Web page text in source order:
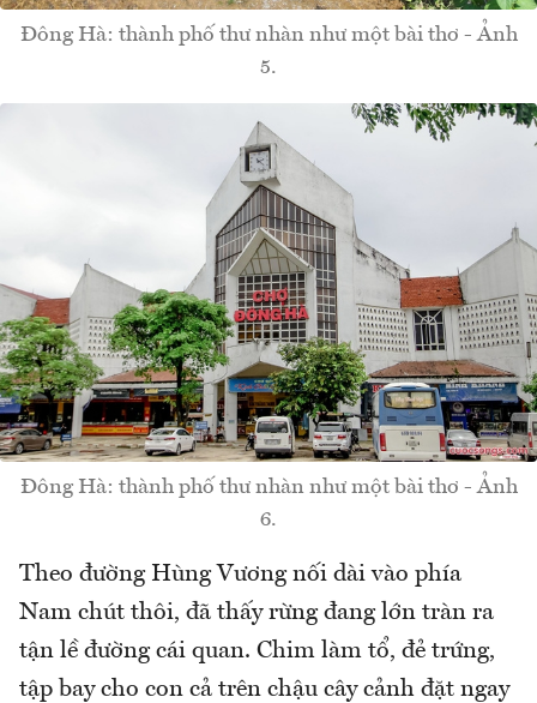
Đông Hà: thành phố thư nhàn như một bài thơ - Ảnh
5.
Đông Hà: thành phố thư nhàn như một bài thơ - Ảnh
6.
Theo đường Hùng Vương nối dài vào phía
Nam chút thôi, đã thấy rừng đang lớn tràn ra
tận lề đường cái quan. Chim làm tổ, đẻ trứng,
tập bay cho con cả trên chậu cây cảnh đặt ngay